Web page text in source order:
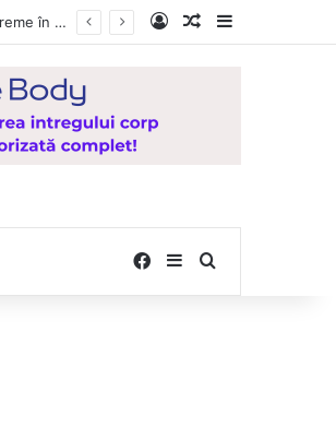
Log InRandom Article
Sidebar
Facebook
SidebarSearch for